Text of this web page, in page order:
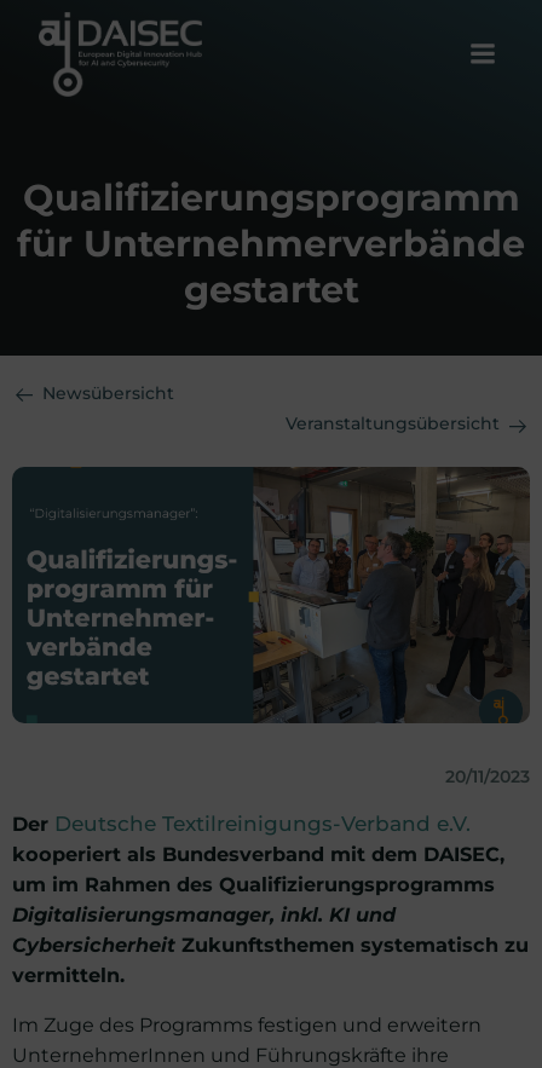
Qualifizierungsprogramm
für Unternehmerverbände
gestartet
Newsübersicht
Veranstaltungsübersicht
20/11/2023
Der Deutsche Textilreinigungs-Verband e.V.
kooperiert als Bundesverband mit dem DAISEC,
um im Rahmen des Qualifizierungsprogramms
Digitalisierungsmanager, inkl. KI und
Cybersicherheit Zukunftsthemen systematisch zu
vermitteln.
Im Zuge des Programms festigen und erweitern
UnternehmerInnen und Führungskräfte ihre